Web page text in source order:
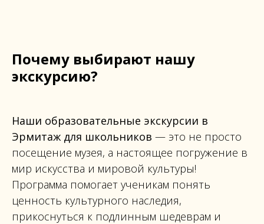
Почему выбирают нашу
экскурсию?
Наши образовательные экскурсии в
Эрмитаж для школьников — это не просто
посещение музея, а настоящее погружение в
мир искусства и мировой культуры!
Программа помогает ученикам понять
ценность культурного наследия,
прикоснуться к подлинным шедеврам и